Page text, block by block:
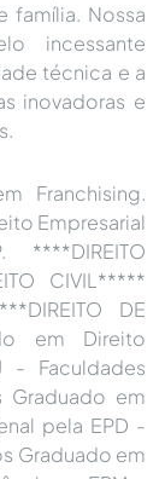
família. Nossa
incessante
técnica e a
inovadoras e
Franchising.
Empresarial
CIVIL*****
DE
em Direito
- Faculdades
Graduado em
pela EPD -
Graduado em